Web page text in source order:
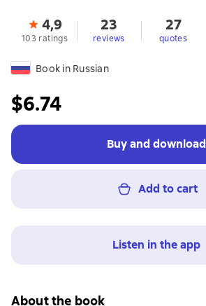
4,9
103 ratings
23
reviews
27
quotes
Book in Russian
$6.74
Buy and download
Add to cart
Listen in the app
About the book